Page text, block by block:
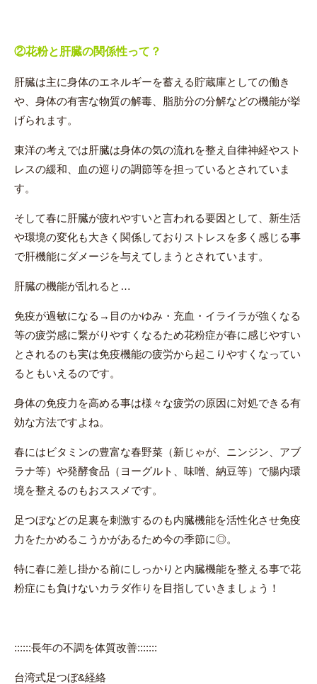
②花粉と肝臓の関係性って？
肝臓は主に身体のエネルギーを蓄える貯蔵庫としての働き
や、身体の有害な物質の解毒、脂肪分の分解などの機能が挙
げられます。
東洋の考えでは肝臓は身体の気の流れを整え自律神経やスト
レスの緩和、血の巡りの調節等を担っているとされていま
す。
そして春に肝臓が疲れやすいと言われる要因として、新生活
や環境の変化も大きく関係しておりストレスを多く感じる事
で肝機能にダメージを与えてしまうとされています。
肝臓の機能が乱れると…
免疫が過敏になる→目のかゆみ・充血・イライラが強くなる
等の疲労感に繋がりやすくなるため花粉症が春に感じやすい
とされるのも実は免疫機能の疲労から起こりやすくなってい
るともいえるのです。
身体の免疫力を高める事は様々な疲労の原因に対処できる有
効な方法ですよね。
春にはビタミンの豊富な春野菜（新じゃが、ニンジン、アブ
ラナ等）や発酵食品（ヨーグルト、味噌、納豆等）で腸内環
境を整えるのもおススメです。
足つぼなどの足裏を刺激するのも内臓機能を活性化させ免疫
力をたかめるこうかがあるため今の季節に◎。
特に春に差し掛かる前にしっかりと内臓機能を整える事で花
粉症にも負けないカラダ作りを目指していきましょう！
::::::長年の不調を体質改善:::::::
台湾式足つぼ&経絡